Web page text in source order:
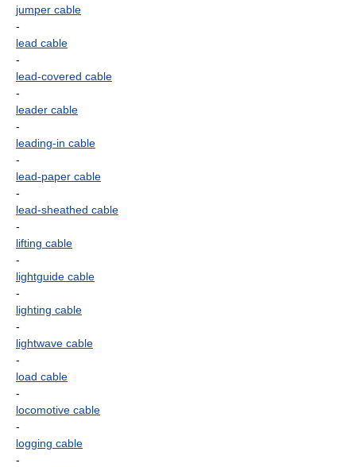
jumper cable
-
lead cable
-
lead-covered cable
-
leader cable
-
leading-in cable
-
lead-paper cable
-
lead-sheathed cable
-
lifting cable
-
lightguide cable
-
lighting cable
-
lightwave cable
-
load cable
-
locomotive cable
-
logging cable
-